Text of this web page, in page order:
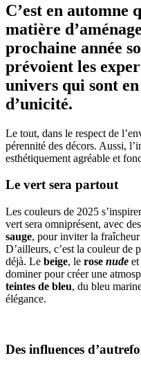
C’est en automne
matière
prochaine année
prévoient les
univers qui sont
d’unicité.
Le tout, dans le respect de
pérennité des décors. Aussi,
esthétiquement agréable et
Le vert sera partout
Les couleurs de 2025
vert sera omniprésent, avec
sauge, pour inviter la fraîcheur
D’ailleurs, c’est la couleur de
déjà. Le beige, le rose nude
dominer pour créer une
teintes de bleu, du bleu
élégance.
Des influences